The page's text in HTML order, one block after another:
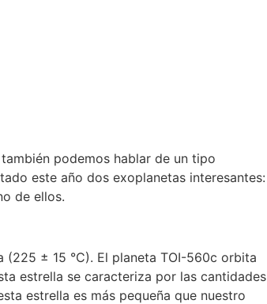
podemos hablar de un tipo
este año dos exoplanetas interesantes:
de ellos.
(225 ± 15 °C). El planeta TOI-560c orbita
estrella se caracteriza por las cantidades
estrella es más pequeña que nuestro